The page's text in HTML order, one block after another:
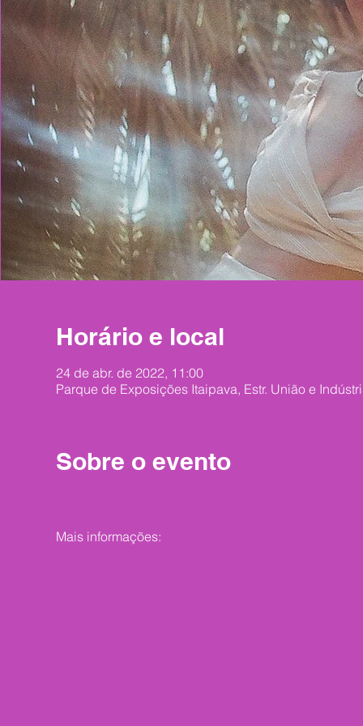
Horário e local
24 de abr. de 2022, 11:00
Parque de Exposições Itaipava, Estr. União e
Sobre o evento
Mais informações: